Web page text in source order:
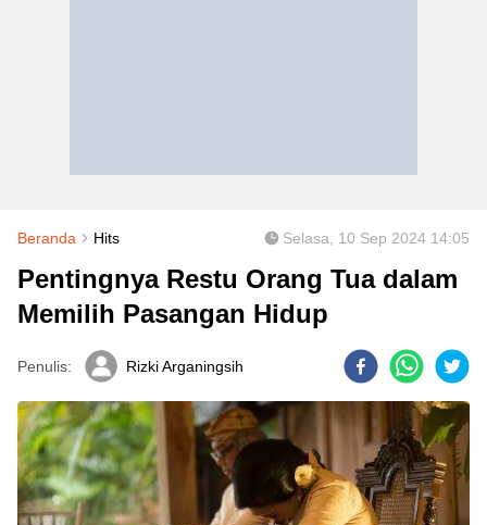
Beranda Hits Selasa, 10 Sep 2024 14:05
Pentingnya Restu Orang Tua dalam
Memilih Pasangan Hidup
Penulis: Rizki Arganingsih